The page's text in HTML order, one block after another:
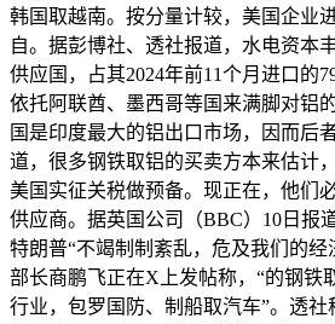
韩国取越南。按分量计较，美国企业
自。据彭博社、透社报道，水电资本
供应国，占其2024年前11个月进口的
依托阿联酋、墨西哥等国来满脚对铝
国是印度最大的铝出口市场，因而后
道，很多钢铁取铝的买卖方本来估计
美国实征关税做预备。现正在，他们
供应商。据英国公司（BBC）10日报
特朗普“不竭制制紊乱，危及我们的经
部长商鹏飞正在X上发帖称，“的钢铁
行业，包罗国防、制船取汽车”。透